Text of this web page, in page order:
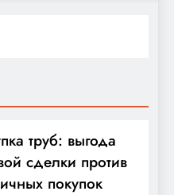
труб: выгода
сделки против
покупок